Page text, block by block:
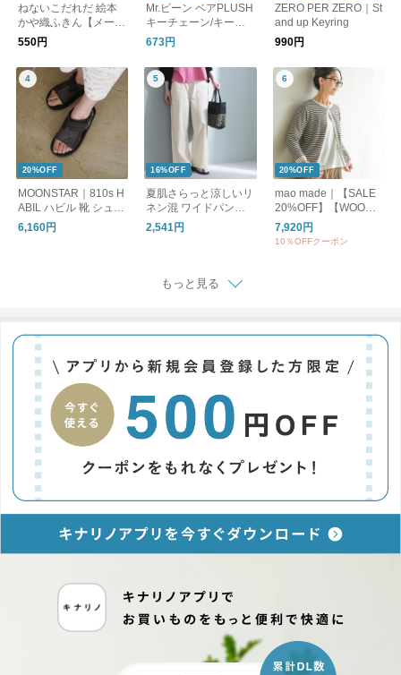
ねないこだれだ 絵本
かや織ふきん【メール
便可】
550円
Mr.ビーン ベアPLUSH
キーチェーン/キーホ
ルダー
673円
ZERO PER ZERO｜St
and up Keyring
990円
20%OFF
MOONSTAR｜810s H
ABIL ハビル 靴 シュー
ズ ユニセックス ET05
1 ムーンスター エイト
6,160円
16%OFF
夏肌さらっと涼しいリ
ネン混 ワイドパンツ /
洗える コットンリネ
ン ベイカーワイドパ
2,541円
20%OFF
mao made｜【SALE
20%OFF】【WOODY
別注カラー】クルーネ
ックカーディガン UV
7,920円
10％OFFクーポン
もっと見る